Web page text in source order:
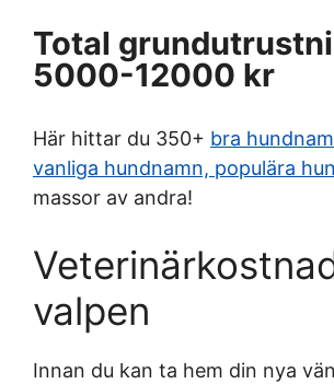
Total
5000-12000 kr
Här hittar du 350+ bra
vanliga hundnamn, populära
massor av andra!
valpen
Innan du kan ta hem din nya